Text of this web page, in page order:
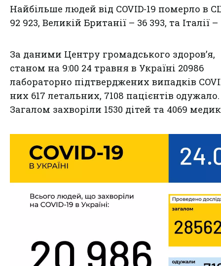
Найбільше людей від COVID-19 померло в
92 923, Великій Британії – 36 393, та Італії –
За даними Центру громадського здоров’я,
станом на 9:00 24 травня в Україні 20986
лабораторно підтверджених випадків
них 617 летальних, 7108 пацієнтів одужало.
Загалом захворіли 1530 дітей та 4069